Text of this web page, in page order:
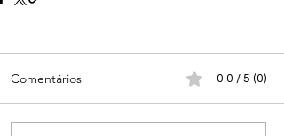
Comentários 0.0 / 5 (0)